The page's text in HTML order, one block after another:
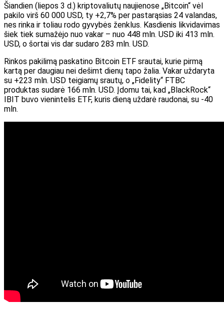
Šiandien (liepos 3 d.) kriptovaliutų naujienose „Bitcoin“ vėl
pakilo virš 60 000 USD, ty +2,7% per pastarąsias 24 valandas,
nes rinka ir toliau rodo gyvybės ženklus. Kasdienis likvidavimas
šiek tiek sumažėjo nuo vakar – nuo ​​448 mln. USD iki 413 mln.
USD, o šortai vis dar sudaro 283 mln. USD.
Rinkos pakilimą paskatino Bitcoin ETF srautai, kurie pirmą
kartą per daugiau nei dešimt dienų tapo žalia. Vakar uždaryta
su +223 mln. USD teigiamų srautų, o „Fidelity“ FTBC
produktas sudarė 166 mln. USD. Įdomu tai, kad „BlackRock“
IBIT buvo vienintelis ETF, kuris dieną uždarė raudonai, su -40
mln.